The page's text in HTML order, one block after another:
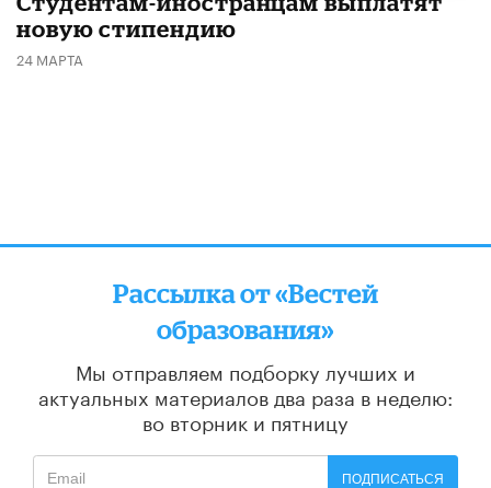
новую стипендию
24 МАРТА
Рассылка от «Вестей
образования»
Мы отправляем подборку лучших и
актуальных материалов два раза в неделю:
во вторник и пятницу
ПОДПИСАТЬСЯ